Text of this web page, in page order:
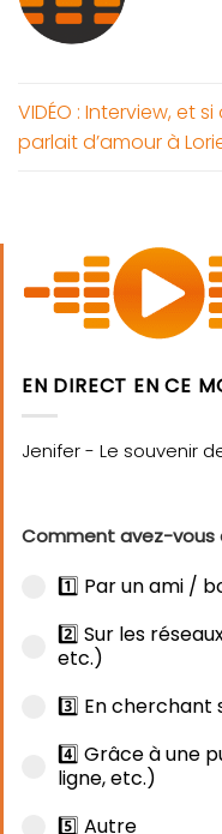
VIDÉO : Interview, et si
parlait d’amour à
EN DIRECT EN CE
Comment avez-vous
1️⃣ Par un ami /
2️⃣ Sur les
etc.)
3️⃣ En cherchant
4️⃣ Grâce à une
ligne, etc.)
5️⃣ Autre